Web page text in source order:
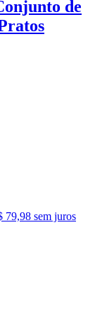
de
79,98 sem juros